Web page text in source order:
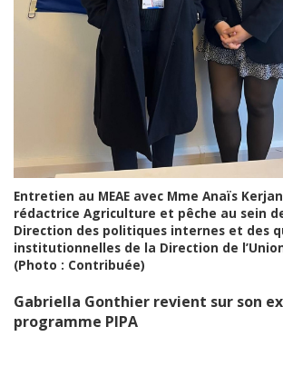
Entretien au MEAE avec Mme Anaïs
rédactrice Agriculture et pêche au sein
Direction des politiques internes et des
institutionnelles de la Direction de
(Photo : Contribuée)
Gabriella Gonthier revient sur son
programme PIPA